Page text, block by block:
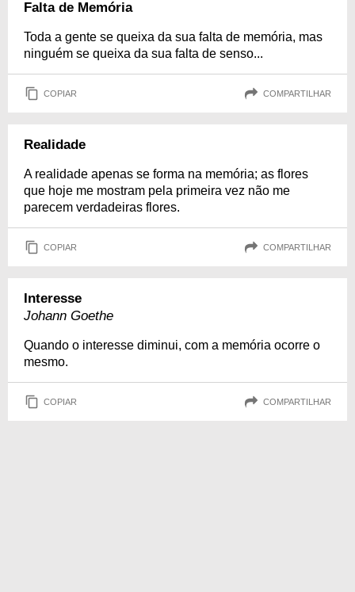
Falta de Memória
Toda a gente se queixa da sua falta de memória, mas
ninguém se queixa da sua falta de senso...
COPIAR COMPARTILHAR
Realidade
A realidade apenas se forma na memória; as flores
que hoje me mostram pela primeira vez não me
parecem verdadeiras flores.
COPIAR COMPARTILHAR
Interesse
Johann Goethe
Quando o interesse diminui, com a memória ocorre o
mesmo.
COPIAR COMPARTILHAR